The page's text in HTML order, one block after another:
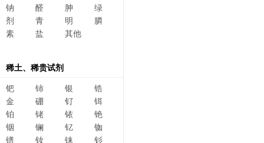
钠
醛 胂
绿
剂
青 明
膦
素
盐 其他
稀土、稀贵试剂
钯 铈 银
锆
金
硼 钌
铒
铂
铑 铱
铯
铟
镧 钇
铷
镨
钕 铼
钐